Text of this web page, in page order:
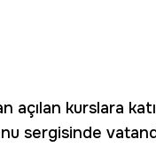
açılan kurslara
sergisinde